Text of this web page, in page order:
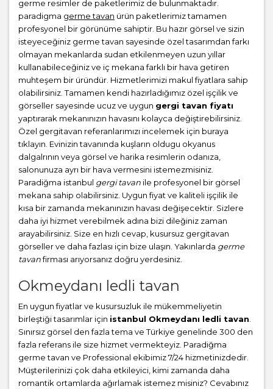
germe resimler de paketlerimiz de bulunmaktadır.
paradigma germe tavan ürün paketlerimiz tamamen
profesyonel bir görünüme sahiptir. Bu hazır görsel ve sizin
isteyeceğiniz germe tavan sayesinde özel tasarımdan farkı
olmayan mekanlarda sudan etkilenmeyen uzun yıllar
kullanabileceğiniz ve iç mekana farklı bir hava getiren
muhteşem bir üründür. Hizmetlerimizi makul fiyatlara sahip
olabilirsiniz. Tamamen kendi hazırladığımız özel işçilik ve
görseller sayesinde ucuz ve uygun gergi tavan fiyatı
yaptırarak mekanınızın havasını kolayca değiştirebilirsiniz.
Özel gergitavan referanlarımızı incelemek için buraya
tıklayın. Evinizin tavanında kuşların oldugu okyanus
dalgalrının veya görsel ve harika resimlerin odanıza,
salonunuza ayrı bir hava vermesini istemezmisiniz.
Paradiğma istanbul gergi tavan ile profesyonel bir görsel
mekana sahip olabilirsiniz. Uygun fiyat ve kaliteli işçilik ile
kısa bir zamanda mekanınızın havası değişecektir. Sizlere
daha iyi hizmet verebilmek adına bizi dileğiniz zaman
arayabilirsiniz. Size en hızlı cevap, kusursuz gergitavan
görseller ve daha fazlası için bize ulaşın. Yakınlarda germe
tavanfirması arıyorsanız doğru yerdesiniz.
Okmeydanı ledli tavan
En uygun fiyatlar ve kusursuzluk ile mükemmeliyetin
birleştiği tasarımlar için istanbul Okmeydanı ledli tavan
Sınırsız görsel den fazla tema ve Türkiye genelinde 300 den
fazla referans ile size hizmet vermekteyiz. Paradiğma
germe tavan ve Professional ekibimiz 7/24 hizmetinizdedir.
Müşterilerinizi çok daha etkileyici, kimi zamanda daha
romantik ortamlarda ağırlamak istemez misiniz? Cevabınız